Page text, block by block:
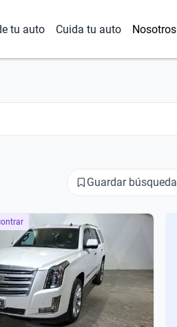
tu auto Cuida tu auto Nosotros
Guardar búsqueda